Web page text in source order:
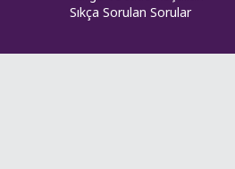
Sıkça Sorulan Sorular